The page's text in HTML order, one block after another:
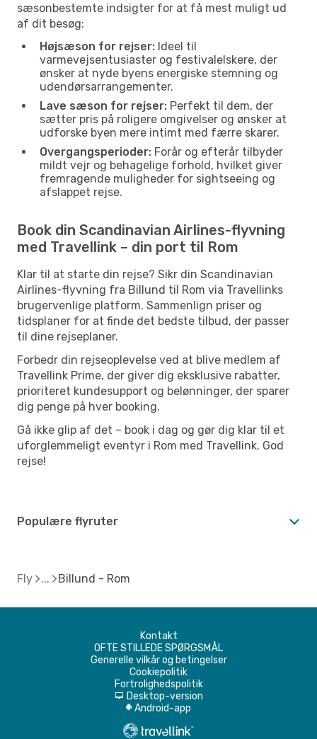
sæsonbestemte indsigter for at få mest muligt ud
af dit besøg:
Højsæson for rejser: Ideel til
varmevejsentusiaster og festivalelskere, der
ønsker at nyde byens energiske stemning og
udendørsarrangementer.
Lave sæson for rejser: Perfekt til dem, der
sætter pris på roligere omgivelser og ønsker at
udforske byen mere intimt med færre skarer.
Overgangsperioder: Forår og efterår tilbyder
mildt vejr og behagelige forhold, hvilket giver
fremragende muligheder for sightseeing og
afslappet rejse.
Book din Scandinavian Airlines-flyvning
med Travellink – din port til Rom
Klar til at starte din rejse? Sikr din Scandinavian
Airlines-flyvning fra Billund til Rom via Travellinks
brugervenlige platform. Sammenlign priser og
tidsplaner for at finde det bedste tilbud, der passer
til dine rejseplaner.
Forbedr din rejseoplevelse ved at blive medlem af
Travellink Prime, der giver dig eksklusive rabatter,
prioriteret kundesupport og belønninger, der sparer
dig penge på hver booking.
Gå ikke glip af det – book i dag og gør dig klar til et
uforglemmeligt eventyr i Rom med Travellink. God
rejse!
Populære flyruter
Fly Billund - Rom
Kontakt
OFTE STILLEDE SPØRGSMÅL
Generelle vilkår og betingelser
Cookiepolitik
Fortrolighedspolitik
d Desktop-version
A Android-app